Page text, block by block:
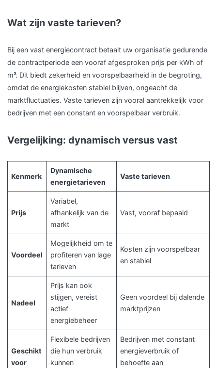
Wat zijn vaste tarieven?
Bij een vast energiecontract betaalt uw organisatie gedurende
de contractperiode een vooraf afgesproken prijs per kWh of
m³. Dit biedt zekerheid en voorspelbaarheid in de begroting,
omdat de energiekosten stabiel blijven, ongeacht de
marktfluctuaties. Vaste tarieven zijn vooral aantrekkelijk voor
bedrijven met een constant en voorspelbaar verbruik.
Vergelijking: dynamisch versus vast
Kenmerk
Dynamische
energietarieven
Vaste tarieven
Prijs
Variabel,
afhankelijk van de
markt
Vast, vooraf bepaald
Voordeel
Mogelijkheid om te
profiteren van lage
tarieven
Kosten zijn voorspelbaar
en stabiel
Nadeel
Prijs kan ook
stijgen, vereist
actief
energiebeheer
Geen voordeel bij dalende
marktprijzen
Geschikt
voor
Flexibele bedrijven
die hun verbruik
kunnen
Bedrijven met constant
energieverbruik of
behoefte aan